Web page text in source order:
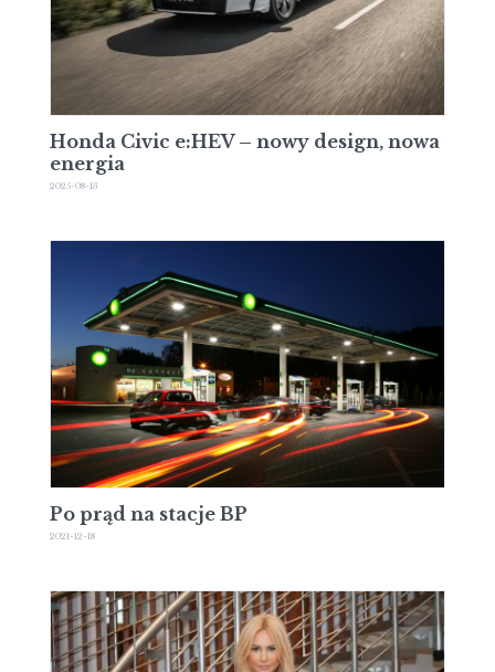
Honda Civic e:HEV – nowy design, nowa
energia
2025-08-13
Po prąd na stacje BP
2021-12-18